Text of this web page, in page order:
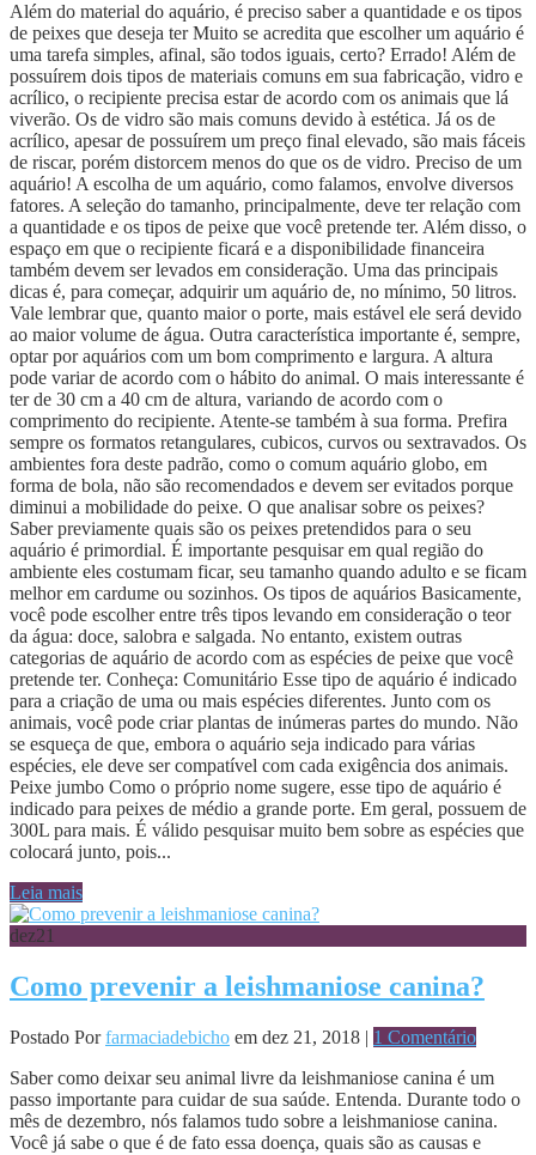
Além do material do aquário, é preciso saber a quantidade e os tipos
de peixes que deseja ter Muito se acredita que escolher um aquário é
uma tarefa simples, afinal, são todos iguais, certo? Errado! Além de
possuírem dois tipos de materiais comuns em sua fabricação, vidro e
acrílico, o recipiente precisa estar de acordo com os animais que lá
viverão. Os de vidro são mais comuns devido à estética. Já os de
acrílico, apesar de possuírem um preço final elevado, são mais fáceis
de riscar, porém distorcem menos do que os de vidro. Preciso de um
aquário! A escolha de um aquário, como falamos, envolve diversos
fatores. A seleção do tamanho, principalmente, deve ter relação com
a quantidade e os tipos de peixe que você pretende ter. Além disso, o
espaço em que o recipiente ficará e a disponibilidade financeira
também devem ser levados em consideração. Uma das principais
dicas é, para começar, adquirir um aquário de, no mínimo, 50 litros.
Vale lembrar que, quanto maior o porte, mais estável ele será devido
ao maior volume de água. Outra característica importante é, sempre,
optar por aquários com um bom comprimento e largura. A altura
pode variar de acordo com o hábito do animal. O mais interessante é
ter de 30 cm a 40 cm de altura, variando de acordo com o
comprimento do recipiente. Atente-se também à sua forma. Prefira
sempre os formatos retangulares, cubicos, curvos ou sextravados. Os
ambientes fora deste padrão, como o comum aquário globo, em
forma de bola, não são recomendados e devem ser evitados porque
diminui a mobilidade do peixe. O que analisar sobre os peixes?
Saber previamente quais são os peixes pretendidos para o seu
aquário é primordial. É importante pesquisar em qual região do
ambiente eles costumam ficar, seu tamanho quando adulto e se ficam
melhor em cardume ou sozinhos. Os tipos de aquários Basicamente,
você pode escolher entre três tipos levando em consideração o teor
da água: doce, salobra e salgada. No entanto, existem outras
categorias de aquário de acordo com as espécies de peixe que você
pretende ter. Conheça: Comunitário Esse tipo de aquário é indicado
para a criação de uma ou mais espécies diferentes. Junto com os
animais, você pode criar plantas de inúmeras partes do mundo. Não
se esqueça de que, embora o aquário seja indicado para várias
espécies, ele deve ser compatível com cada exigência dos animais.
Peixe jumbo Como o próprio nome sugere, esse tipo de aquário é
indicado para peixes de médio a grande porte. Em geral, possuem de
300L para mais. É válido pesquisar muito bem sobre as espécies que
colocará junto, pois...
Leia mais
dez21
Como prevenir a leishmaniose canina?
Postado Porfarmaciadebicho em dez 21, 2018 | 1 Comentário
Saber como deixar seu animal livre da leishmaniose canina é um
passo importante para cuidar de sua saúde. Entenda. Durante todo o
mês de dezembro, nós falamos tudo sobre a leishmaniose canina.
Você já sabe o que é de fato essa doença, quais são as causas e